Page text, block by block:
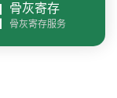
骨灰寄存
骨灰寄存服务